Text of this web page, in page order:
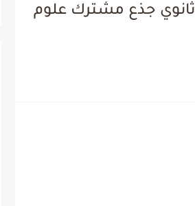
دروس الوحدة الثانية القوة و الحركات المنحنية 1ثانوي جذع مشترك علوم